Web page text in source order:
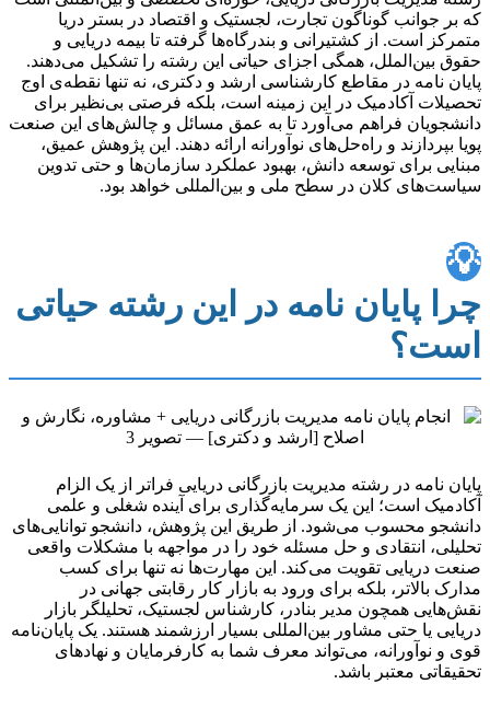
که بر جوانب گوناگون تجارت، لجستیک و اقتصاد در بستر دریا
متمرکز است. از کشتیرانی و بندرگاه‌ها گرفته تا بیمه دریایی و
حقوق بین‌الملل، همگی اجزای حیاتی این رشته را تشکیل می‌دهند.
پایان نامه در مقاطع کارشناسی ارشد و دکتری، نه تنها نقطه‌ی اوج
تحصیلات آکادمیک در این زمینه است، بلکه فرصتی بی‌نظیر برای
دانشجویان فراهم می‌آورد تا به عمق مسائل و چالش‌های این صنعت
پویا بپردازند و راه‌حل‌های نوآورانه ارائه دهند. این پژوهش عمیق،
مبنایی برای توسعه دانش، بهبود عملکرد سازمان‌ها و حتی تدوین
سیاست‌های کلان در سطح ملی و بین‌المللی خواهد بود.
💡
چرا پایان نامه در این رشته حیاتی
است؟
پایان نامه در رشته مدیریت بازرگانی دریایی فراتر از یک الزام
آکادمیک است؛ این یک سرمایه‌گذاری برای آینده شغلی و علمی
دانشجو محسوب می‌شود. از طریق این پژوهش، دانشجو توانایی‌های
تحلیلی، انتقادی و حل مسئله خود را در مواجهه با مشکلات واقعی
صنعت دریایی تقویت می‌کند. این مهارت‌ها نه تنها برای کسب
مدارک بالاتر، بلکه برای ورود به بازار کار رقابتی جهانی در
نقش‌هایی همچون مدیر بنادر، کارشناس لجستیک، تحلیلگر بازار
دریایی یا حتی مشاور بین‌المللی بسیار ارزشمند هستند. یک پایان‌نامه
قوی و نوآورانه، می‌تواند معرف شما به کارفرمایان و نهادهای
تحقیقاتی معتبر باشد.